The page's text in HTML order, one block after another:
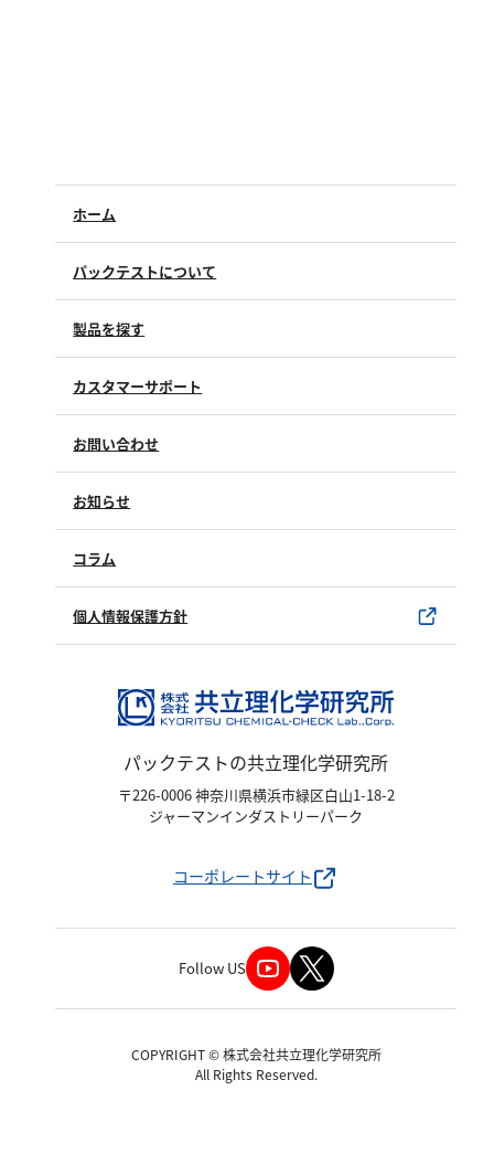
ホーム
パックテストについて
製品を探す
カスタマーサポート
製品のご購入について
水銀使用製品について
該非判定書について
お問い合わせ
試薬サンプル
お知らせ
コラム
個人情報保護方針
パックテストの共立理化学研究所
〒226-0006 神奈川県横浜市緑区白山1-18-2
ジャーマンインダストリーパーク
コーポレートサイト
Follow US
COPYRIGHT © 株式会社共立理化学研究所
All Rights Reserved.